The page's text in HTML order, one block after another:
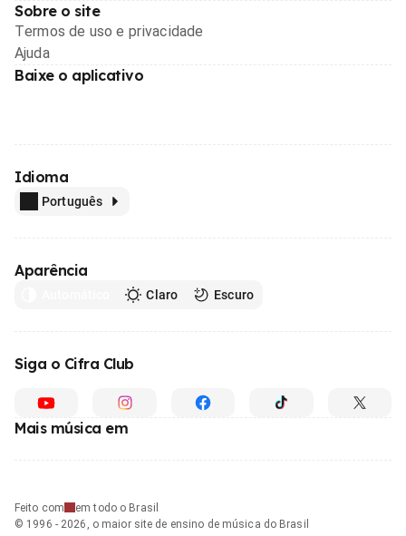
Sobre o site
Termos de uso e privacidade
Ajuda
Baixe o aplicativo
Idioma
Português
Aparência
Claro Escuro
Siga o Cifra Club
Mais música em
Feito com
em todo o Brasil
© 1996 - 2026, o maior site de ensino de música do Brasil